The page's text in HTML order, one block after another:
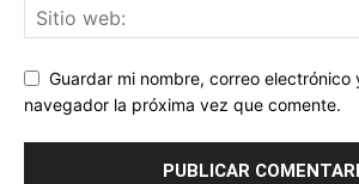
Guardar mi nombre, correo electrónico
navegador la próxima vez que comente.